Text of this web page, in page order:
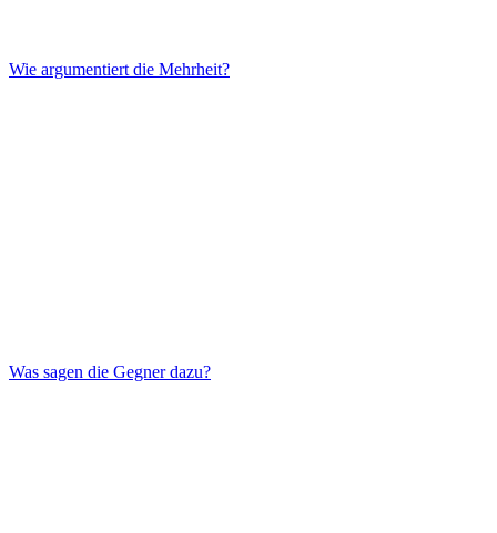
Wie argumentiert die Mehrheit?
Was sagen die Gegner dazu?